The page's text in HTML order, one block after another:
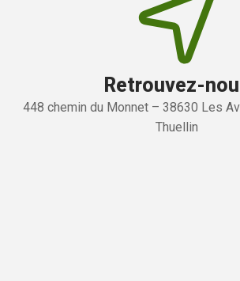
Retrouvez-
448 chemin du Monnet – 38630 Les
Thuellin